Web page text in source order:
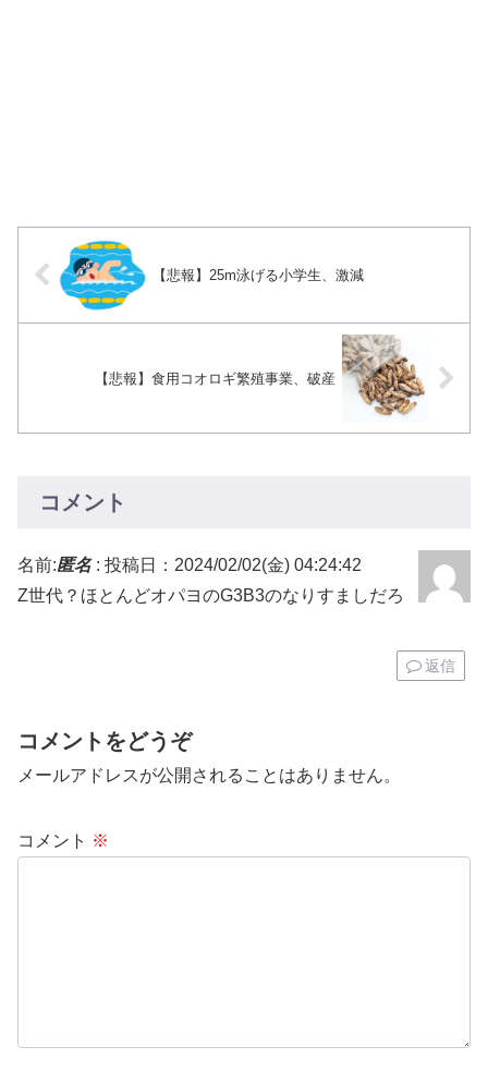
【悲報】25m泳げる小学生、激減
【悲報】食用コオロギ繁殖事業、破産
コメント
名前:匿名: 投稿日：2024/02/02(金) 04:24:42
Z世代？ほとんどオパヨのG3B3のなりすましだろ
返信
コメントをどうぞ
メールアドレスが公開されることはありません。
コメント ※